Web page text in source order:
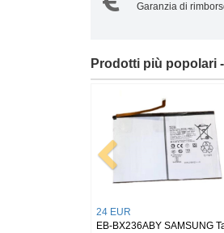
Garanzia di
Prodotti più popolari
EB-BL330ABY Samsung
EB-